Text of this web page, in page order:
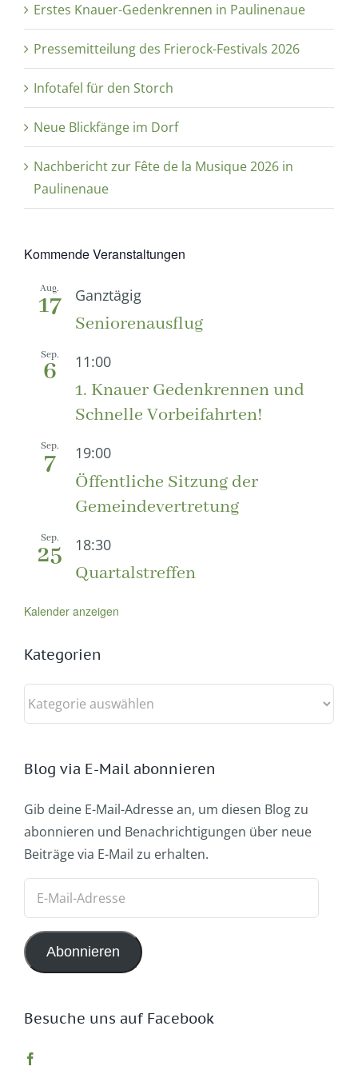
Erstes Knauer-Gedenkrennen in Paulinenaue
Pressemitteilung des Frierock-Festivals 2026
Infotafel für den Storch
Neue Blickfänge im Dorf
Nachbericht zur Fête de la Musique 2026 in
Paulinenaue
Kommende Veranstaltungen
Aug.
17 Ganztägig
Seniorenausflug
Sep.
6 11:00
1. Knauer Gedenkrennen und
Schnelle Vorbeifahrten!
Sep.
7 19:00
Öffentliche Sitzung der
Gemeindevertretung
Sep.
25 18:30
Quartalstreffen
Kalender anzeigen
Kategorien
Kategorien
Blog via E-Mail abonnieren
Gib deine E-Mail-Adresse an, um diesen Blog zu
abonnieren und Benachrichtigungen über neue
Beiträge via E-Mail zu erhalten.
Adresse
Abonnieren
Besuche uns auf Facebook